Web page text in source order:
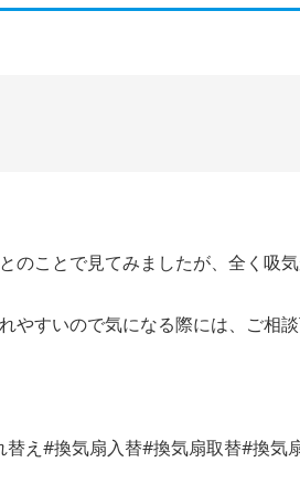
のことで見てみましたが、全く吸
すいので気になる際には、ご相談
え#換気扇入替#換気扇取替#換気